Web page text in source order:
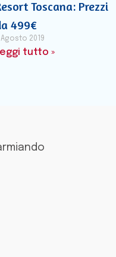
Toscana: Prezzi
499€
Agosto 2019
tutto »